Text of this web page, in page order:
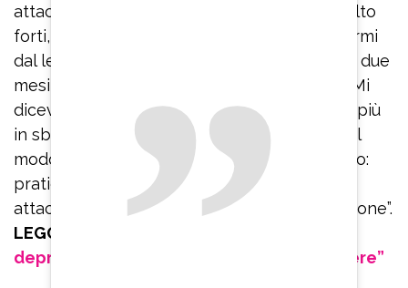
attacchi di panico che erano veramente molto
forti, ero immobilizzata, non riuscivo ad alzarmi
dal letto e ad uscire dalla stanza. Sono stata due
mesi rinchiusa in casa, con le tende chiuse. Mi
dicevano: ‘Respira’. Io ci provavo ma andavo più
in sbatti. Invece bisogna imparare a farlo nel
modo corretto. Quindi rinnovo il mio consiglio:
praticate Hatha yoga se volete uscire dagli
attacchi di panico che portano alla depressione”.
LEGGI ANCHE:
depressione: “Sono sparita per sopravvivere”